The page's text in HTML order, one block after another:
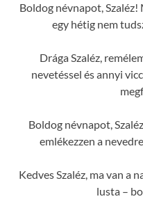
Boldog névnapot,
egy hétig nem
Drága Szaléz,
nevetéssel és annyi
Boldog névnapot,
emlékezzen a
Kedves Szaléz, ma van a
lusta –